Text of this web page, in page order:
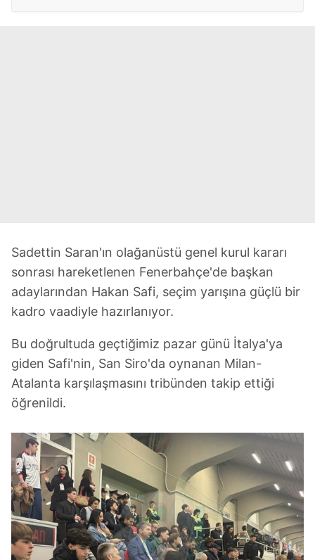
Sadettin Saran'ın olağanüstü genel kurul kararı
sonrası hareketlenen Fenerbahçe'de başkan
adaylarından Hakan Safi, seçim yarışına güçlü bir
kadro vaadiyle hazırlanıyor.
Bu doğrultuda geçtiğimiz pazar günü İtalya'ya
giden Safi'nin, San Siro'da oynanan Milan-
Atalanta karşılaşmasını tribünden takip ettiği
öğrenildi.